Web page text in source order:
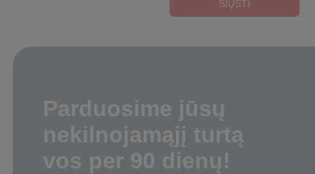
SIŲSTI
Parduosime jūsų
nekilnojamąjį turtą
vos per 90 dienų!